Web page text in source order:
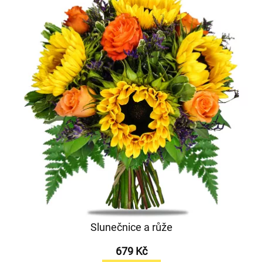
Slunečnice a růže
679 Kč